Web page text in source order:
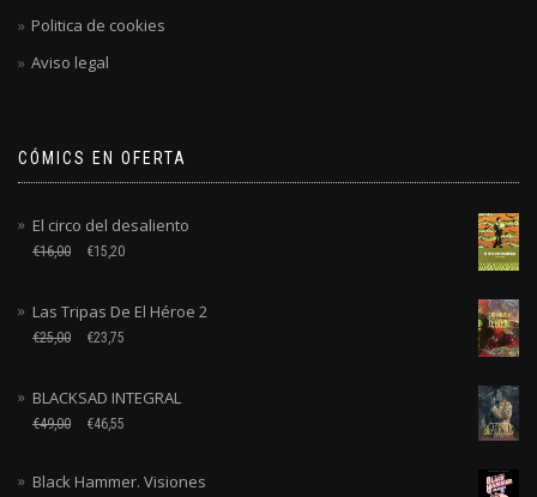
Politica de cookies
Aviso legal
CÓMICS EN OFERTA
El circo del desaliento
€16,00 €15,20
Las Tripas De El Héroe 2
€25,00 €23,75
BLACKSAD INTEGRAL
€49,00 €46,55
Black Hammer. Visiones